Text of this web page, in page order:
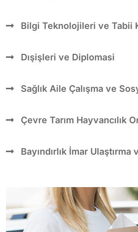
Bilgi Teknolojileri ve Tabii
Dışişleri ve Diplomasi
Sağlık Aile Çalışma ve
Çevre Tarım Hayvancılık
Bayındırlık İmar Ulaştırma